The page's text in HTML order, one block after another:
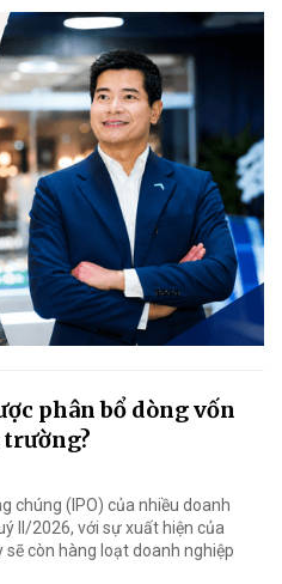
phân bổ dòng vốn
chúng (IPO) của nhiều doanh
II/2026, với sự xuất hiện của
sẽ còn hàng loạt doanh nghiệp